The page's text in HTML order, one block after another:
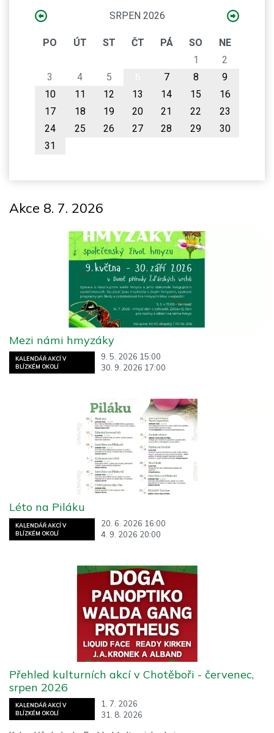
SRPEN 2026
PO ÚT ST ČT PÁ SO
NE
1
2
3
4 5 7 8
9
10
11 12 13 14 15
16
17
18 19 20 21 22
23
24
25 26 27 28 29
30
31
Akce 8. 7. 2026
KALENDÁŘ AKCÍ V
BLÍZKÉM OKOLÍ
9. 5. 2026 15:00
30. 9. 2026 17:00
Mezi námi hmyzáky
KALENDÁŘ AKCÍ V
BLÍZKÉM OKOLÍ
20. 6. 2026 16:00
4. 9. 2026 20:00
Léto na Piláku
KALENDÁŘ AKCÍ V
BLÍZKÉM OKOLÍ
1. 7. 2026
31. 8. 2026
Přehled kulturních akcí v Chotěboři - červenec,
srpen 2026